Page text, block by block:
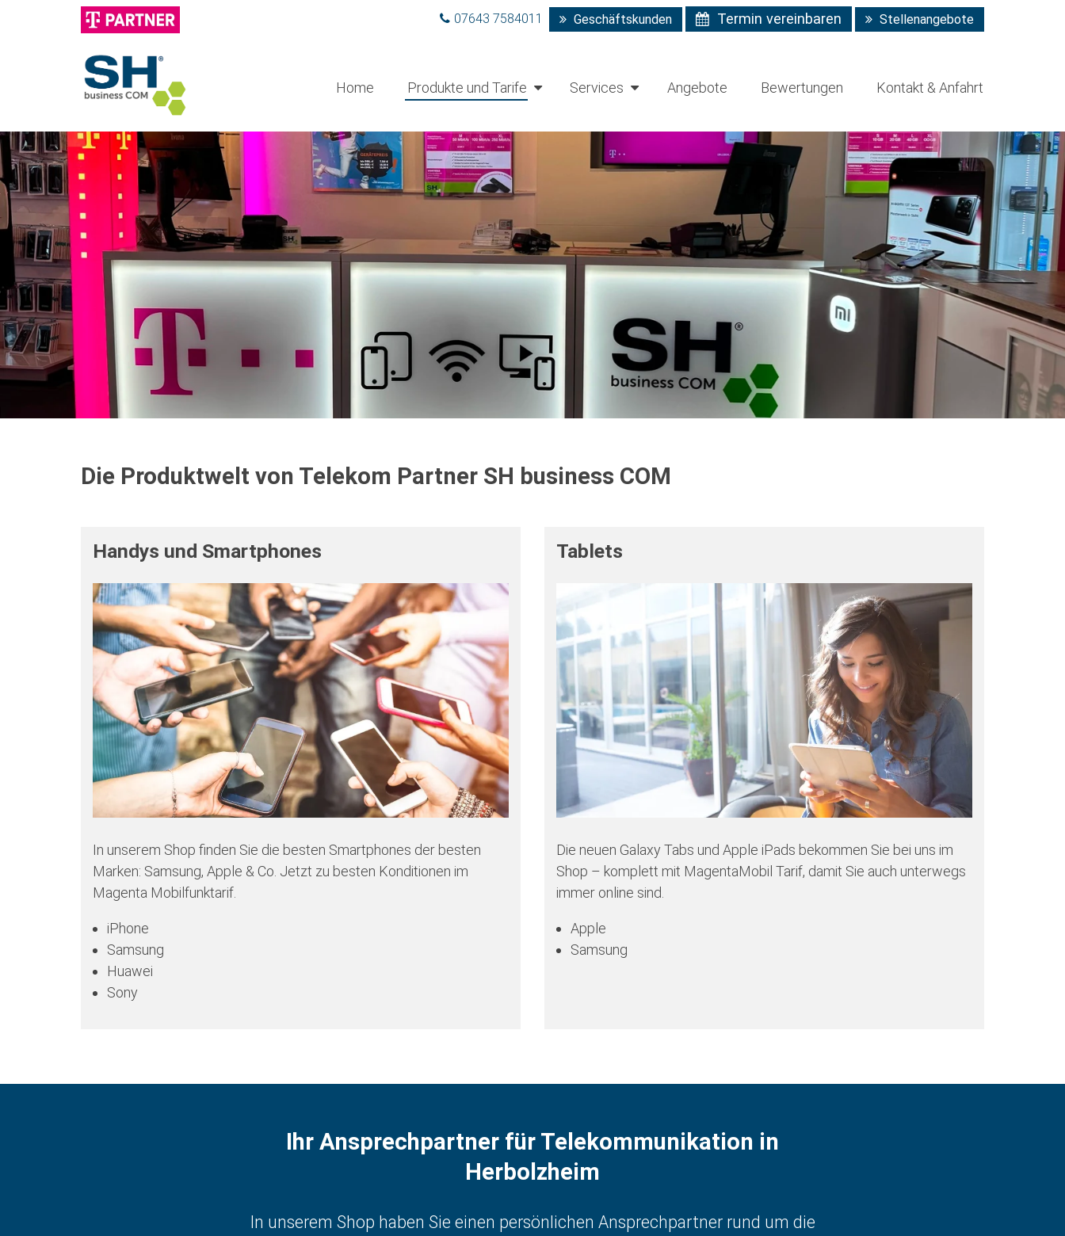
07643 7584011 Geschäftskunden Termin vereinbaren Stellenangebote
Partner
SH
business
COM
GmbH
Home Produkte und Tarife Services Angebote Bewertungen Kontakt & Anfahrt
Die Produktwelt von Telekom Partner SH business COM
Handys und Smartphones
In unserem Shop finden Sie die besten Smartphones der besten
Marken: Samsung, Apple & Co. Jetzt zu besten Konditionen im
Magenta Mobilfunktarif.
iPhone
Samsung
Huawei
Sony
Tablets
Die neuen Galaxy Tabs und Apple iPads bekommen Sie bei uns im
Shop – komplett mit MagentaMobil Tarif, damit Sie auch unterwegs
immer online sind.
Apple
Samsung
Ihr Ansprechpartner für Telekommunikation in
Herbolzheim
In unserem Shop haben Sie einen persönlichen Ansprechpartner rund um die